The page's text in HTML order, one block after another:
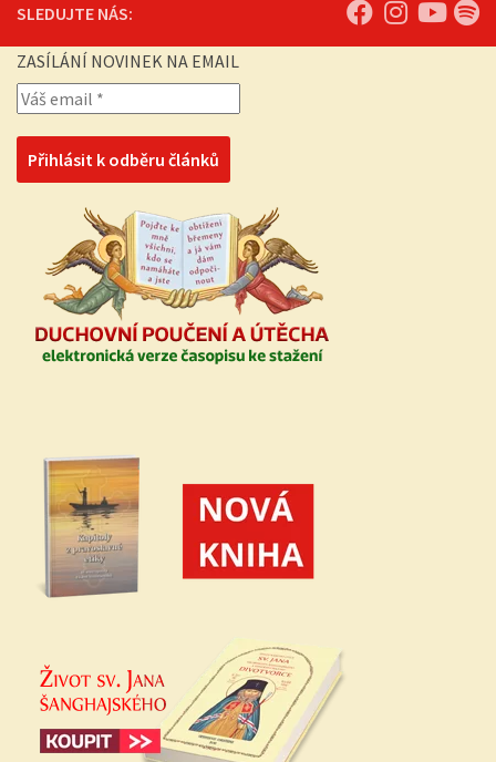
SLEDUJTE NÁS:
ZASÍLÁNÍ NOVINEK NA EMAIL